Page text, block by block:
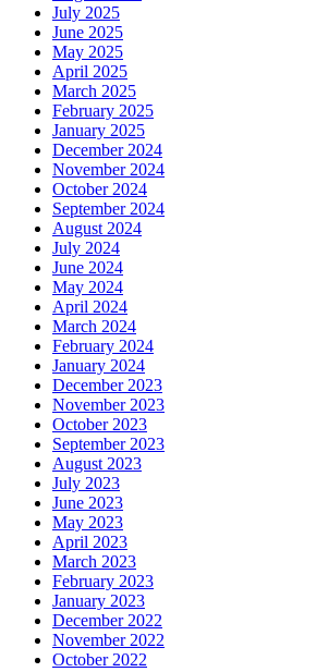
July 2025
June 2025
May 2025
April 2025
March 2025
February 2025
January 2025
December 2024
November 2024
October 2024
September 2024
August 2024
July 2024
June 2024
May 2024
April 2024
March 2024
February 2024
January 2024
December 2023
November 2023
October 2023
September 2023
August 2023
July 2023
June 2023
May 2023
April 2023
March 2023
February 2023
January 2023
December 2022
November 2022
October 2022